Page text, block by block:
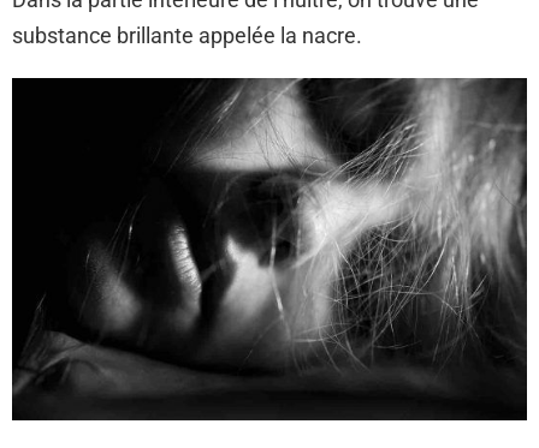
substance brillante appelée la nacre.